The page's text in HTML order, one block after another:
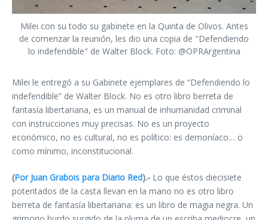
Milei con su todo su gabinete en la Quinta de Olivos. Antes
de comenzar la reunión, les dio una copia de "Defendiendo
lo indefendible" de Walter Block. Foto: @OPRArgentina
Milei le entregó a su Gabinete ejemplares de “Defendiendo lo
indefendible” de Walter Block. No es otro libro berreta de
fantasía libertariana, es un manual de inhumanidad criminal
con instrucciones muy precisas. No es un proyecto
económico, no es cultural, no es político: es demoníaco… o
como mínimo, inconstitucional.
(Por Juan Grabois para Diario Red).- Lo que éstos diecisiete
potentados de la casta llevan en la mano no es otro libro
berreta de fantasía libertariana: es un libro de magia negra. Un